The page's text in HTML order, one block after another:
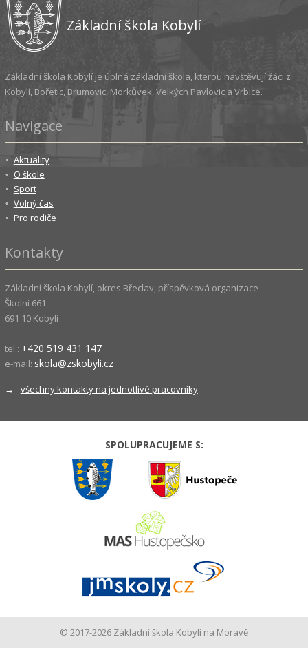
Základní škola Kobylí
Základní škola Kobylí je úplná základní škola, kterou navštěvují žáci z
Kobylí, Bořetic, Brumovic, Morkůvek, Velkých Pavlovic a Vrbice.
Navigace
Aktuality
O škole
Sport
Volný čas
Pro rodiče
Kontakty
Základní škola Kobylí, okres Břeclav, příspěvková organizace
Školní 661
691 10 Kobylí
tel.: +420 519 431 147
e-mail: skola@zskobyli.cz
→ všechny kontakty na jednotlivé pracovníky
SPOLUPRACUJEME S:
© 2017-2026 Základní škola Kobylí na Moravě